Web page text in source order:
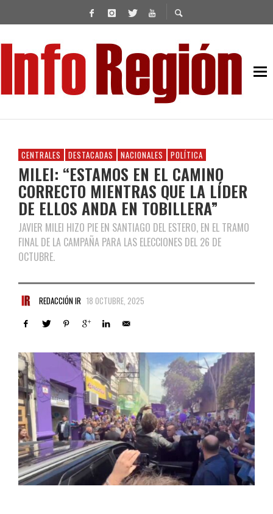
CENTRALES DESTACADAS NACIONALES POLÍTICA
MILEI: “ESTAMOS EN EL CAMINO
CORRECTO MIENTRAS QUE LA LÍDER
DE ELLOS ANDA EN TOBILLERA”
JAVIER MILEI HIZO PIE EN SANTIAGO DEL ESTERO, EN EL TRAMO
FINAL DE LA CAMPAÑA PARA LAS ELECCIONES DEL 26 DE
OCTUBRE.
REDACCIÓN IR 18 OCTUBRE, 2025